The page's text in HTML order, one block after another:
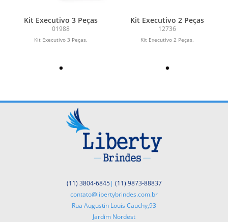
Kit Executivo 3 Peças
01988
Kit Executivo 3 Peças.
Kit Executivo 2 Peças
12736
Kit Executivo 2 Peças.
(11) 3804-6845| (11) 9873-88837
contato@libertybrindes.com.br
Rua Augustin Louis Cauchy,93
Jardim Nordest